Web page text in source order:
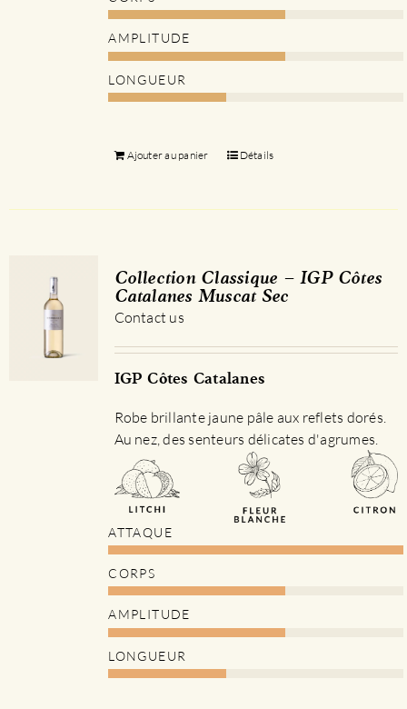
AMPLITUDE
LONGUEUR
Ajouter au panier Détails
Collection Classique – IGP Côtes
Catalanes Muscat Sec
Contact us
IGP Côtes Catalanes
Robe brillante jaune pâle aux reflets dorés.
Au nez, des senteurs délicates d'agrumes.
ATTAQUE
CORPS
AMPLITUDE
LONGUEUR